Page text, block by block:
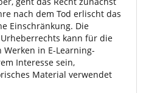
nach dem Tod erlischt das
Einschränkung. Die
kann für die
in E-Learning-
Interesse sein,
Material verwendet